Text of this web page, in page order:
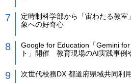
定時制科学部から「宙わたる教
象への好奇心
Google for Education「Gemini
ト」開催 教育現場のAI実践事例
次世代校務DX 都道府県域共同利